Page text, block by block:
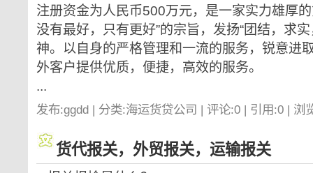
注册资金为人民币500万元，是一家实力雄厚
没有最好，只有更好”的宗旨，发扬“团结，求
神。以自身的严格管理和一流的服务，锐意进
外客户提供优质，便捷，高效的服务。
...
发布:ggdd | 分类:海运货贷公司 | 评论:0 | 引用:0 | 浏
货代报关，外贸报关，运输报关